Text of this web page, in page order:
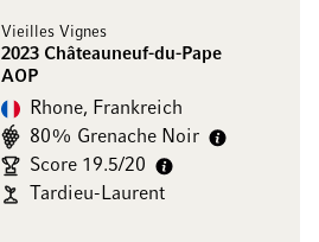
Vieilles Vignes
2023 Châteauneuf-du-Pape
AOP
Rhone, Frankreich
80% Grenache Noir
Score 19.5/20
Tardieu-Laurent